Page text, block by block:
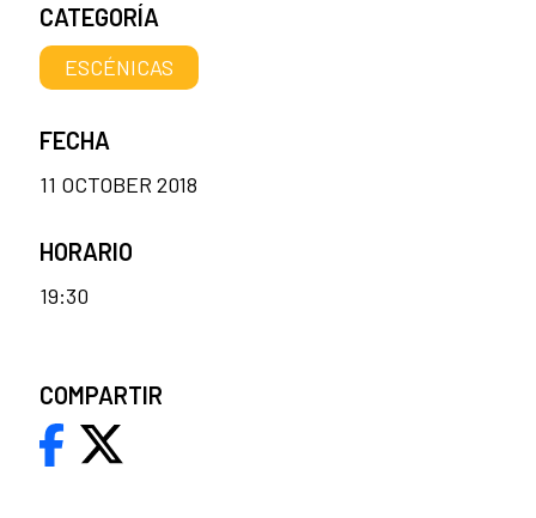
CATEGORÍA
ESCÉNICAS
FECHA
11 OCTOBER 2018
HORARIO
19:30
COMPARTIR